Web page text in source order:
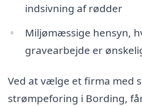
indsivning af rødder
Miljømæssige hensyn,
gravearbejde er
Ved at vælge et firma med
strømpeforing i Bording,